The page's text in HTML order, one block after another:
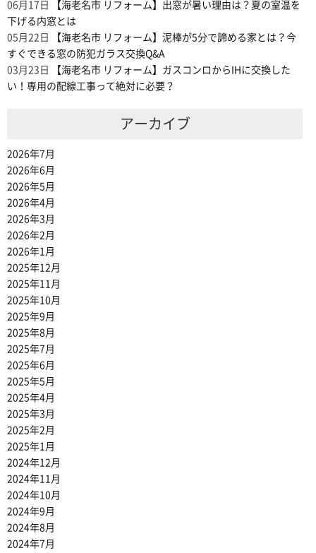
06月17日
【海老名市 リフォーム】出窓が暑い理由は？夏の室温を
下げる内窓とは
05月22日
【海老名市 リフォーム】泥棒が5分で諦める家とは？今
すぐできる窓の防犯ガラス交換Q&A
03月23日
【海老名市 リフォーム】ガスコンロからIHに交換した
い！専用の配線工事って絶対に必要？
アーカイブ
2026年7月
2026年6月
2026年5月
2026年4月
2026年3月
2026年2月
2026年1月
2025年12月
2025年11月
2025年10月
2025年9月
2025年8月
2025年7月
2025年6月
2025年5月
2025年4月
2025年3月
2025年2月
2025年1月
2024年12月
2024年11月
2024年10月
2024年9月
2024年8月
2024年7月